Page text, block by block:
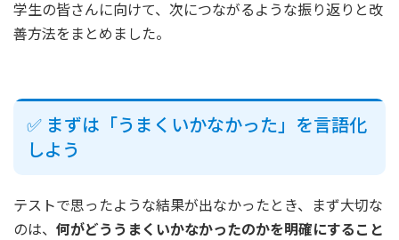
学生の皆さんに向けて、次につながるような振り返りと改
善方法をまとめました。
✅ まずは「うまくいかなかった」を言語化
しよう
テストで思ったような結果が出なかったとき、まず大切な
のは、 何がどううまくいかなかったのかを明確にすること